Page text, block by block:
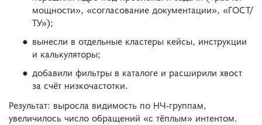
мощности», «согласование документации», «ГОСТ/
ТУ»);
вынесли в отдельные кластеры кейсы, инструкции
и калькуляторы;
добавили фильтры в каталоге и расширили хвост
за счёт низкочастотки.
Результат: выросла видимость по НЧ-группам,
увеличилось число обращений «с тёплым» интентом.